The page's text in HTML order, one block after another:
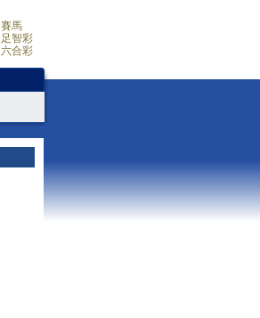
賽馬
足智彩
六合彩